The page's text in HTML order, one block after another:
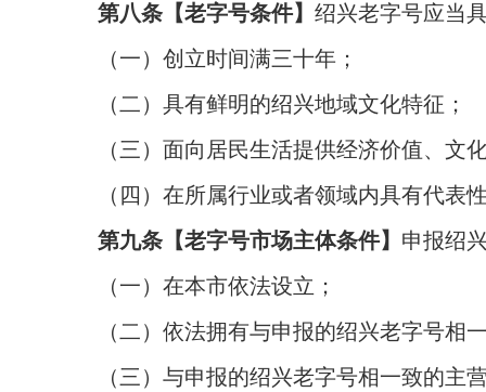
第八条【老字号条件】 绍兴老字号应当
（一）创立时间满三十年；
（二）具有鲜明的绍兴地域文化特征；
（三）面向居民生活提供经济价值、文
（四）在所属行业或者领域内具有代表
第九条【老字号市场主体条件】 申报绍
（一）在本市依法设立；
（二）依法拥有与申报的绍兴老字号
（三）与申报的绍兴老字号相一致的主